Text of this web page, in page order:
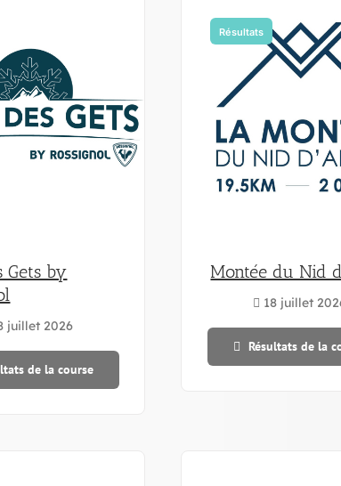
Gets by
juillet 2026
de la course
Résultats
Montée du Nid
18 juillet
Résultats de la